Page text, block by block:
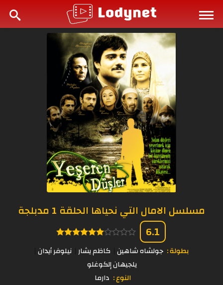
مسلسل الامال التي نحياها الحلقة 1 مدبلجة
6.1
بطولة : جولشاه شاهين كاظم يشار نيلوفر أيدان
يلجيهان إلكوغلو
النوع : دارما